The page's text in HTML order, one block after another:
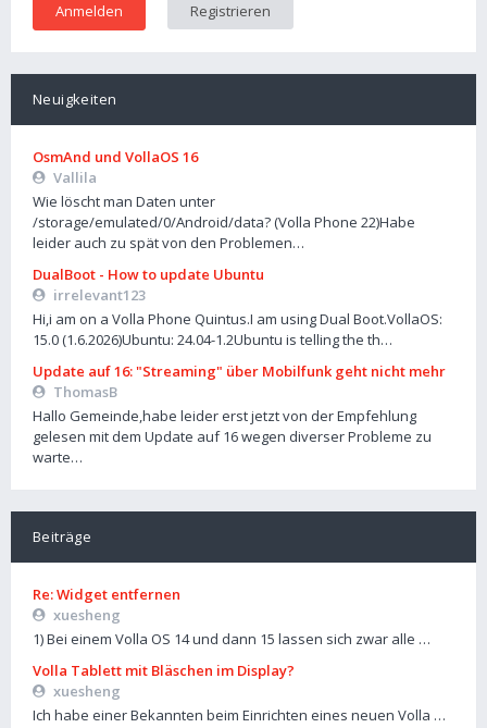
Registrieren
Neuigkeiten
OsmAnd und VollaOS 16
Vallila
Wie löscht man Daten unter
/storage/emulated/0/Android/data? (Volla Phone 22)Habe
leider auch zu spät von den Problemen…
DualBoot - How to update Ubuntu
irrelevant123
Hi,i am on a Volla Phone Quintus.I am using Dual Boot.VollaOS:
15.0 (1.6.2026)Ubuntu: 24.04-1.2Ubuntu is telling the th…
Update auf 16: "Streaming" über Mobilfunk geht nicht mehr
ThomasB
Hallo Gemeinde,habe leider erst jetzt von der Empfehlung
gelesen mit dem Update auf 16 wegen diverser Probleme zu
warte…
Beiträge
Re: Widget entfernen
xuesheng
1) Bei einem Volla OS 14 und dann 15 lassen sich zwar alle …
Volla Tablett mit Bläschen im Display?
xuesheng
Ich habe einer Bekannten beim Einrichten eines neuen Volla …